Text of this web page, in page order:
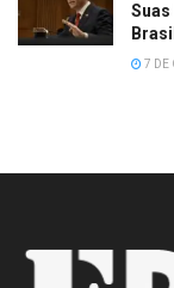
Brasil
7 DE